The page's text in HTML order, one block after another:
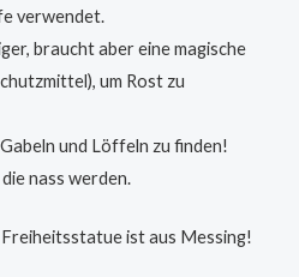
verwendet.
braucht aber eine magische
um Rost zu
und Löffeln zu finden!
nass werden.
ist aus Messing!